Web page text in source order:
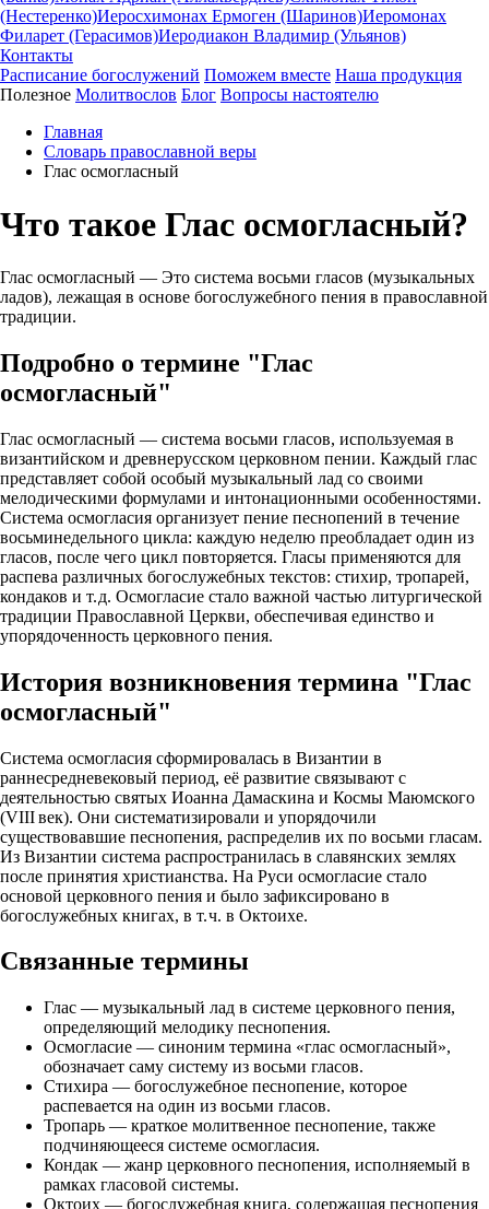
(Нестеренко)Иеросхимонах Ермоген (Шаринов)Иеромонах
Филарет (Герасимов)Иеродиакон Владимир (Ульянов)
Контакты
Расписание богослужений Поможем вместе Наша продукция
Полезное Молитвослов Блог Вопросы настоятелю
Главная
Словарь православной веры
Глас осмогласный
Что такое Глас осмогласный?
Глас осмогласный — Это система восьми гласов (музыкальных
ладов), лежащая в основе богослужебного пения в православной
традиции.
Подробно о термине "Глас
осмогласный"
Глас осмогласный — система восьми гласов, используемая в
византийском и древнерусском церковном пении. Каждый глас
представляет собой особый музыкальный лад со своими
мелодическими формулами и интонационными особенностями.
Система осмогласия организует пение песнопений в течение
восьминедельного цикла: каждую неделю преобладает один из
гласов, после чего цикл повторяется. Гласы применяются для
распева различных богослужебных текстов: стихир, тропарей,
кондаков и т. д. Осмогласие стало важной частью литургической
традиции Православной Церкви, обеспечивая единство и
упорядоченность церковного пения.
История возникновения термина "Глас
осмогласный"
Система осмогласия сформировалась в Византии в
раннесредневековый период, её развитие связывают с
деятельностью святых Иоанна Дамаскина и Космы Маюмского
(VIII век). Они систематизировали и упорядочили
существовавшие песнопения, распределив их по восьми гласам.
Из Византии система распространилась в славянских землях
после принятия христианства. На Руси осмогласие стало
основой церковного пения и было зафиксировано в
богослужебных книгах, в т. ч. в Октоихе.
Связанные термины
Глас — музыкальный лад в системе церковного пения,
определяющий мелодику песнопения.
Осмогласие — синоним термина «глас осмогласный»,
обозначает саму систему из восьми гласов.
Стихира — богослужебное песнопение, которое
распевается на один из восьми гласов.
Тропарь — краткое молитвенное песнопение, также
подчиняющееся системе осмогласия.
Кондак — жанр церковного песнопения, исполняемый в
рамках гласовой системы.
Октоих — богослужебная книга, содержащая песнопения